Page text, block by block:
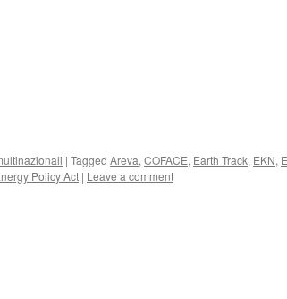
| Tagged Areva, COFACE, Earth Track, EKN,
Policy Act | Leave a comment